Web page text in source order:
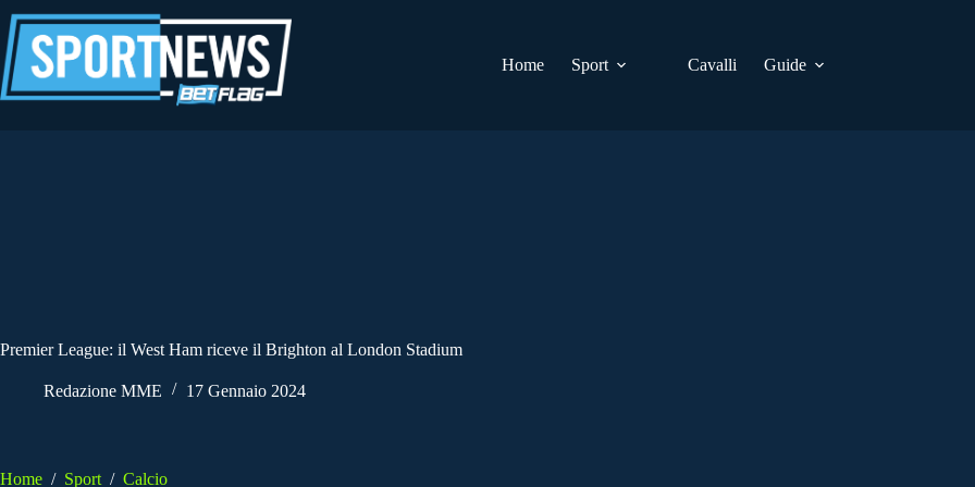
al
contenuto
Home
Sport Cavalli Guide
Premier League: il West Ham riceve il Brighton al London Stadium
Redazione MME 17 Gennaio 2024
Home / Sport / Calcio